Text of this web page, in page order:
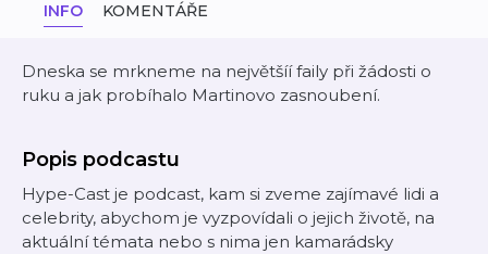
INFO KOMENTÁŘE
Dneska se mrkneme na největšíí faily při žádosti o
ruku a jak probíhalo Martinovo zasnoubení.
Popis podcastu
Hype-Cast je podcast, kam si zveme zajímavé lidi a
celebrity, abychom je vyzpovídali o jejich životě, na
aktuální témata nebo s nima jen kamarádsky